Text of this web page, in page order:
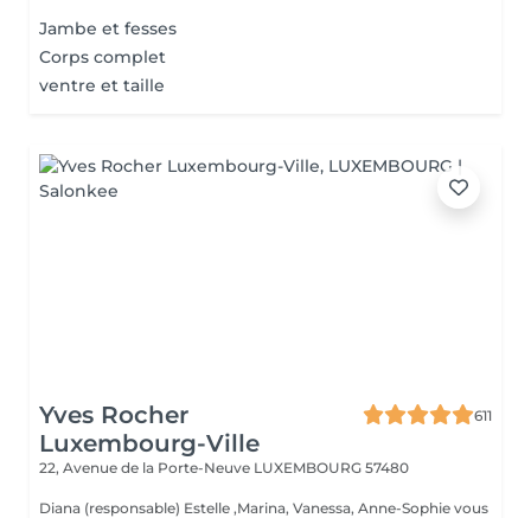
Jambe et fesses
Corps complet
ventre et taille
Yves Rocher
Luxembourg-Ville
611
22, Avenue de la Porte-Neuve LUXEMBOURG 57480
Diana (responsable) Estelle ,Marina, Vanessa, Anne-Sophie vous